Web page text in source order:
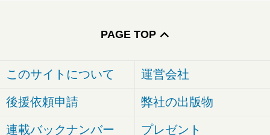
PAGE TOP
このサイトについて 運営会社
後援依頼申請 弊社の出版物
連載バックナンバー プレゼント